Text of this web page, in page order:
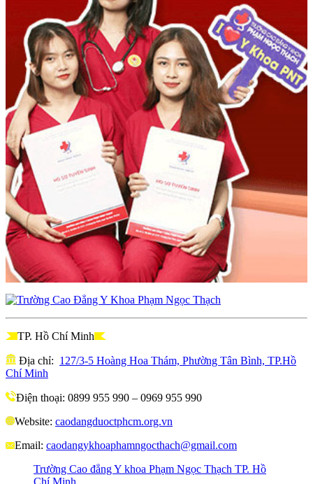
TP. Hồ Chí Minh
Địa chỉ: 127/3-5 Hoàng Hoa Thám, Phường Tân Bình, TP.Hồ
Chí Minh
Điện thoại: 0899 955 990 – 0969 955 990
Website: caodangduoctphcm.org.vn
Email: caodangykhoaphamngocthach@gmail.com
Trường Cao đẳng Y khoa Phạm Ngọc Thạch TP. Hồ
Chí Minh